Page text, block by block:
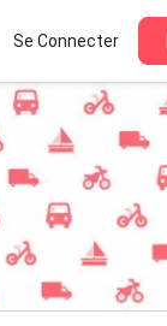
Se Connecter